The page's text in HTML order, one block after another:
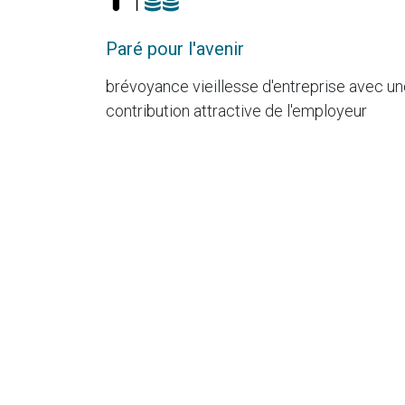
Paré pour l'avenir
brévoyance vieillesse d'entreprise avec
contribution attractive de l'employeur